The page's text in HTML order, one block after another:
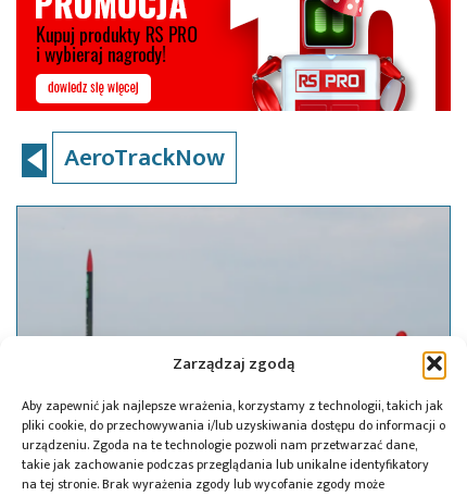
Zarządzaj zgodą
Aby zapewnić jak najlepsze wrażenia, korzystamy z technologii, takich jak
pliki cookie, do przechowywania i/lub uzyskiwania dostępu do informacji o
urządzeniu. Zgoda na te technologie pozwoli nam przetwarzać dane,
takie jak zachowanie podczas przeglądania lub unikalne identyfikatory
na tej stronie. Brak wyrażenia zgody lub wycofanie zgody może
AeroTrackNow